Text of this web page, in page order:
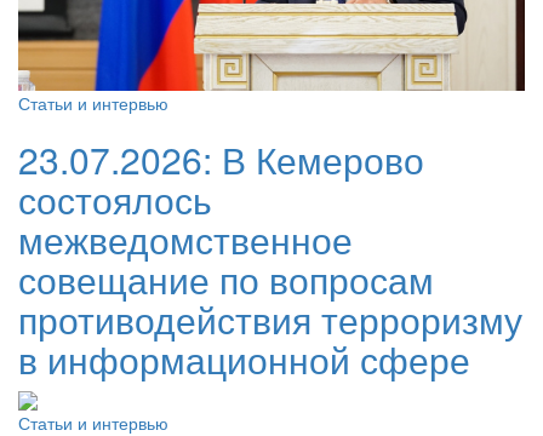
Статьи и интервью
23.07.2026: В Кемерово
состоялось
межведомственное
совещание по вопросам
противодействия терроризму
в информационной сфере
Статьи и интервью